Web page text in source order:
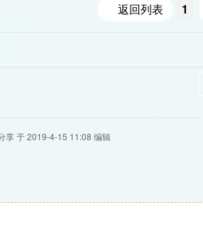
1
返回列表
享 于 2019-4-15 11:08 编辑